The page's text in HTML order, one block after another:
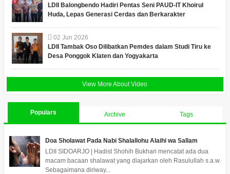
LDII Balongbendo Hadiri Pentas Seni PAUD-IT Khoirul
Huda, Lepas Generasi Cerdas dan Berkarakter
02 Jun 2026
LDII Tambak Oso Dilibatkan Pemdes dalam Studi Tiru ke
Desa Ponggok Klaten dan Yogyakarta
View More About Video
Populars Archive Tags
Doa Sholawat Pada Nabi Shalallohu Alaihi wa Sallam
LDII SIDOARJO | Hadist Shohih Bukhari mencatat ada dua
macam bacaan shalawat yang diajarkan oleh Rasulullah s.a.w.
Sebagaimana diriway...